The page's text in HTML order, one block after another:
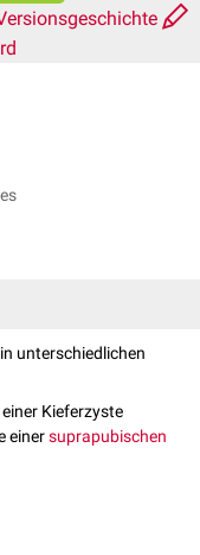
unterschiedlichen
Kieferzyste
einersuprapubischen